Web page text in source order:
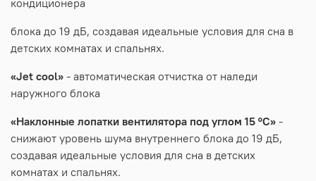
блока до 19 дБ, создавая идеальные условия для сна в
детских комнатах и спальнях.
«Jet cool» - автоматическая отчистка от наледи
наружного блока
«Наклонные лопатки вентилятора под углом 15 °С» -
снижают уровень шума внутреннего блока до 19 дБ,
создавая идеальные условия для сна в детских
комнатах и спальнях.